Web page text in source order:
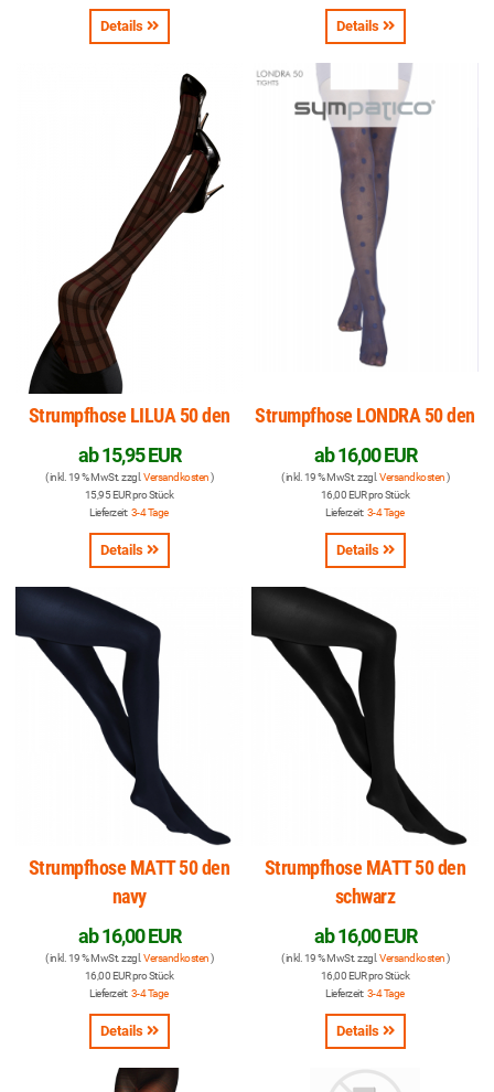
Details Details
Strumpfhose LILUA 50 den
ab15,95 EUR
( inkl. 19 % MwSt. zzgl. Versandkosten)
15,95 EUR pro Stück
Lieferzeit: 3-4 Tage
Details
Strumpfhose LONDRA 50 den
ab16,00 EUR
( inkl. 19 % MwSt. zzgl. Versandkosten)
16,00 EUR pro Stück
Lieferzeit: 3-4 Tage
Details
Strumpfhose MATT 50 den
navy
ab16,00 EUR
( inkl. 19 % MwSt. zzgl. Versandkosten)
16,00 EUR pro Stück
Lieferzeit: 3-4 Tage
Details
Strumpfhose MATT 50 den
schwarz
ab16,00 EUR
( inkl. 19 % MwSt. zzgl. Versandkosten)
16,00 EUR pro Stück
Lieferzeit: 3-4 Tage
Details